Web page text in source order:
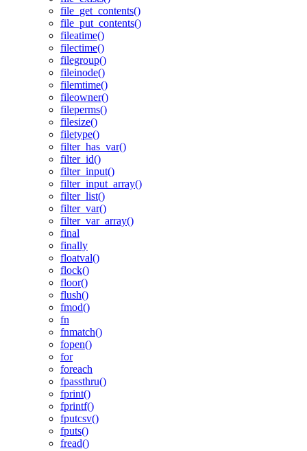
file_get_contents()
file_put_contents()
fileatime()
filectime()
filegroup()
fileinode()
filemtime()
fileowner()
fileperms()
filesize()
filetype()
filter_has_var()
filter_id()
filter_input()
filter_input_array()
filter_list()
filter_var()
filter_var_array()
final
finally
floatval()
flock()
floor()
flush()
fmod()
fn
fnmatch()
fopen()
for
foreach
fpassthru()
fprint()
fprintf()
fputcsv()
fputs()
fread()